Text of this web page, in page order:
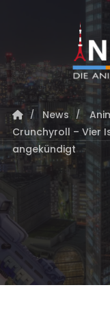
News
Crunchyroll – Vier
angekündigt